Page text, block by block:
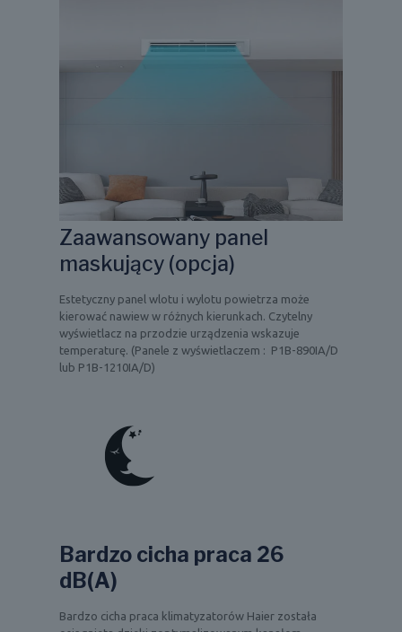
Zaawansowany panel
maskujący (opcja)
Estetyczny panel wlotu i wylotu powietrza może
kierować nawiew w różnych kierunkach. Czytelny
wyświetlacz na przodzie urządzenia wskazuje
temperaturę. (Panele z wyświetlaczem : P1B-890IA/D
lub P1B-1210IA/D)
Bardzo cicha praca 26
dB(A)
Bardzo cicha praca klimatyzatorów Haier została